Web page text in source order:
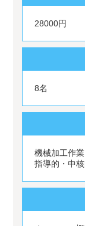
28000円
8名
機械加工作
指導的・中